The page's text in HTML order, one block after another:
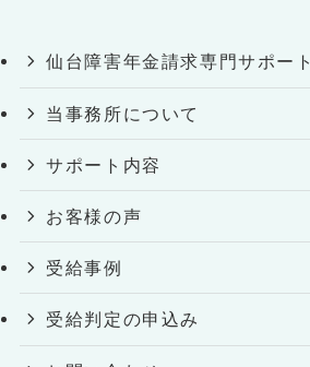
仙台障害年金請求専門サポート
当事務所について
サポート内容
お客様の声
受給事例
受給判定の申込み